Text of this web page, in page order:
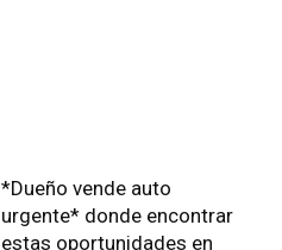
*Dueño vende auto
urgente* donde encontrar
estas oportunidades en